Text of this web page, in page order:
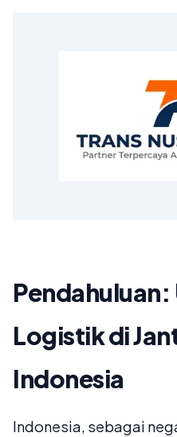
Pendahuluan:
Logistik di
Indonesia
Indonesia, sebagai